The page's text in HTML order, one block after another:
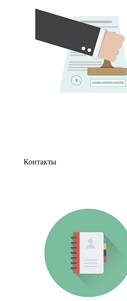
Контакты